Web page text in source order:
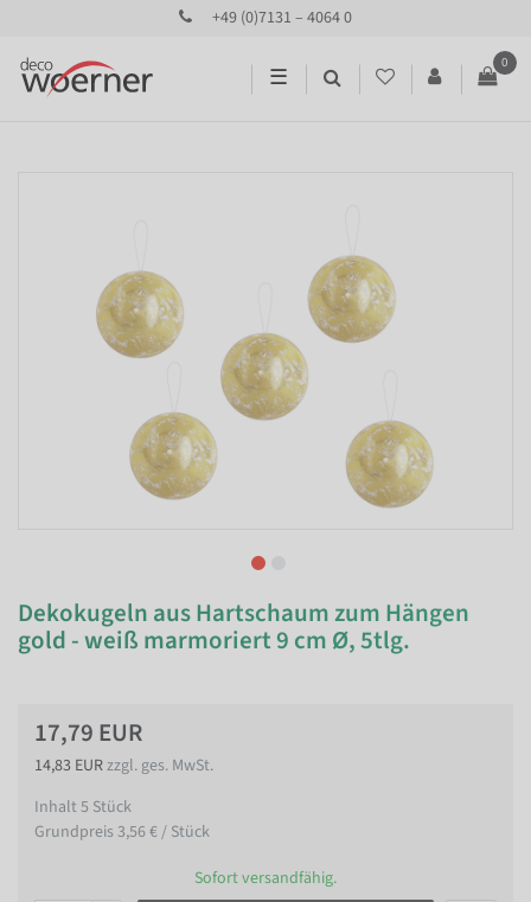
+49 (0)7131 – 4064 0
☰
0
Dekokugeln aus Hartschaum zum Hängen
gold - weiß marmoriert 9 cm Ø, 5tlg.
17,79 EUR
14,83 EURzzgl. ges. MwSt.
Inhalt5 Stück
Grundpreis3,56 € / Stück
Sofort versandfähig.